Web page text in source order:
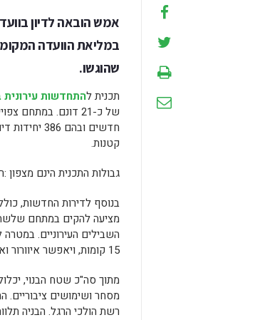
אמש הובאה לדיון
במליאת הוועדה
שהוגשו.
תכנית להתחדשות
קטנות.
גבולות התכנית הינם
בנוסף לדירות החדשות,
מציעה להקים במתחם שלשה
15 קומות, ויאפשר איוורור ואור.
מתוך סה"כ שטח הבנוי, יכלול המתחם כ-
מסחר ושימושים ציבוריים.
רשת הולכי הרגל. הבניה